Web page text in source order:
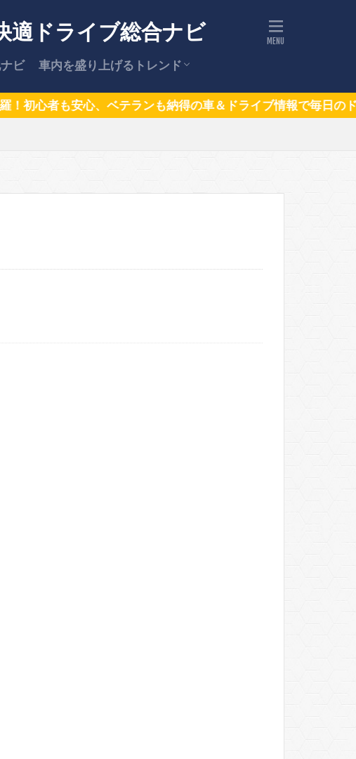
適ドライブ総合ナビ
ビ 車内を盛り上げるトレンド
ドライブの話題（トレンドニュー
話題の車
も安心、ベテランも納得の車＆ドライブ情報で毎日のドライ